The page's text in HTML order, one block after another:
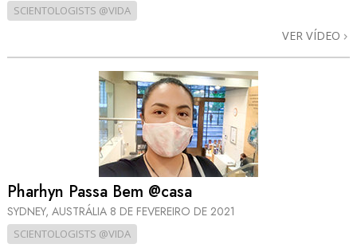
SCIENTOLOGISTS @VIDA
VER VÍDEO
Pharhyn Passa Bem @casa
SYDNEY, AUSTRÁLIA 8 DE FEVEREIRO DE 2021
SCIENTOLOGISTS @VIDA